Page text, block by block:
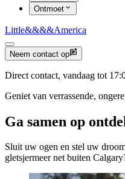
Ontmoet
Little&&&&America
Neem contact op
Direct contact, vandaag tot
Geniet van verrassende,
Ga samen op
Sluit uw ogen en stel uw
gletsjermeer net buiten